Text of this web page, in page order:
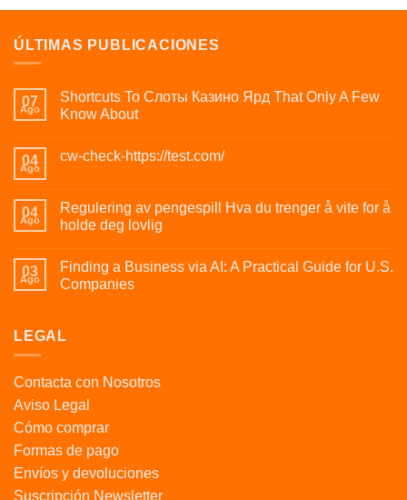
ÚLTIMAS PUBLICACIONES
07
Ago
Shortcuts To Слоты Казино Ярд That Only A Few
Know About
04
Ago
cw-check-https://test.com/
04
Ago
Regulering av pengespill Hva du trenger å vite for å
holde deg lovlig
03
Ago
Finding a Business via AI: A Practical Guide for U.S.
Companies
LEGAL
Contacta con Nosotros
Aviso Legal
Cómo comprar
Formas de pago
Envíos y devoluciones
Suscripción Newsletter